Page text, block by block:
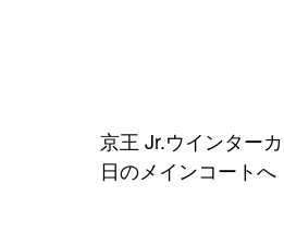
京王 Jr.ウインター
日のメインコートへ